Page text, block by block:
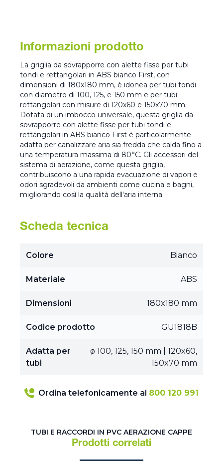
Informazioni prodotto
La griglia da sovrapporre con alette fisse per tubi
tondi e rettangolari in ABS bianco First, con
dimensioni di 180x180 mm, è idonea per tubi tondi
con diametro di 100, 125, e 150 mm e per tubi
rettangolari con misure di 120x60 e 150x70 mm.
Dotata di un imbocco universale, questa griglia da
sovrapporre con alette fisse per tubi tondi e
rettangolari in ABS bianco First è particolarmente
adatta per canalizzare aria sia fredda che calda fino a
una temperatura massima di 80°C. Gli accessori del
sistema di aerazione, come questa griglia,
contribuiscono a una rapida evacuazione di vapori e
odori sgradevoli da ambienti come cucina e bagni,
migliorando così la qualità dell'aria interna.
Scheda tecnica
Colore Bianco
Materiale ABS
Dimensioni 180x180 mm
Codice prodotto GU1818B
Adatta per
tubi
ø 100, 125, 150 mm | 120x60,
150x70 mm
Ordina telefonicamente al 800 120 991
TUBI E RACCORDI IN PVC AERAZIONE CAPPE
Prodotti correlati